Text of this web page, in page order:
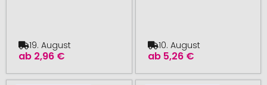
ab 2,96 €
19. August
ab 5,26 €
10. August